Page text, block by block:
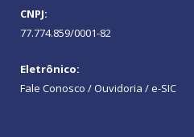
CNPJ:
77.774.859/0001-82
Eletrônico:
Fale Conosco / Ouvidoria / e-SIC